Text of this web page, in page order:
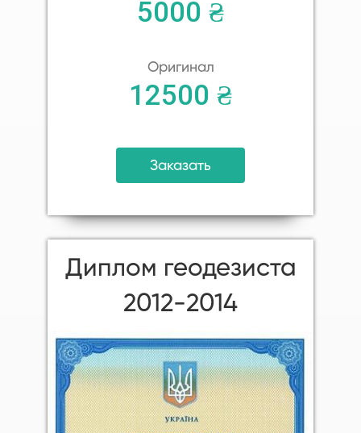
5000 ₴
Оригинал
12500 ₴
Заказать
Диплом геодезиста
2012-2014